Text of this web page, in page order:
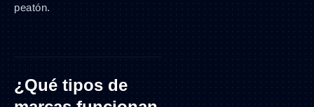
peatón.
¿Qué tipos de